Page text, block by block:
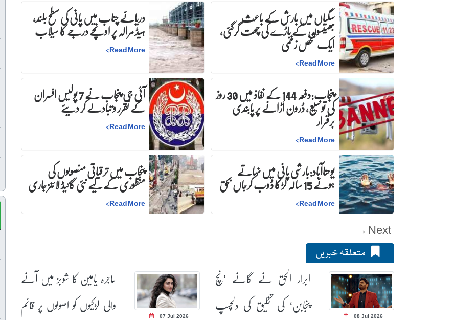
سگیاں میں بارش کے باعث
بھینسوں کے باڑے کی چھت گرگئی،
ایک شخص زخمی
Read More
>
دریائے چناب میں پانی کی سطح بلند،
ہیڈ مرالہ پر اونچے درجے کا سیلاب
Read More
>
پنجاب:دفعہ 144 کے نفاذ میں 30 روز کی توسیع، ڈرون اُڑانے پر پابندی
برقرار
Read More
>
آئی جی پنجاب نے 7 پولیس افسرانکے تقرر و تبادلے کر دیئے
Read More
>
یوحناآباد:بارشی پانی میں نہاتے
ہوئے 15 سالہ لڑکا ڈوب کرجاں بحق
Read More
>
پنجاب میں ترقیاتی منصوبوں کی
منظوری کے لیے نئی گائیڈ لائنز جاری
Read More
>
Next →
متعلقہ خبریں
08 Jul 2026
ابرار الحق نے گانے ’نچ
پنجابن‘ کی تخلیق کی دلچسپ
07 Jul 2026
حاجرہ یامین کا شوبز میں آنے
والی لڑکیوں کو اصولوں پر قائم